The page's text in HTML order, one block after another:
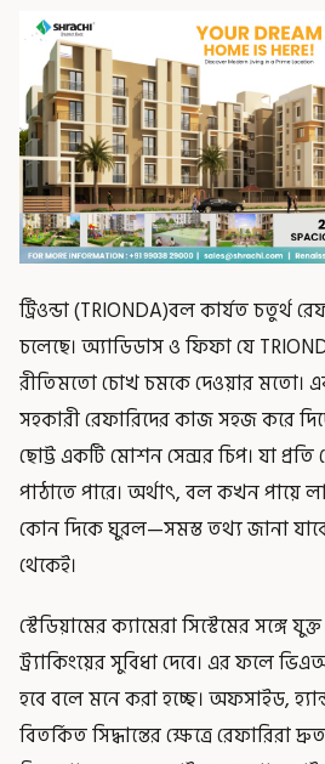
ট্রিওন্ডা (TRIONDA)বল কার্যত চতুর্থ
চলেছে। অ্যাডিডাস ও ফিফা যে
রীতিমতো চোখ চমকে দেওয়ার মতো।
সহকারী রেফারিদের কাজ সহজ করে
ছোট্ট একটি মোশন সেন্সর চিপ। যা প্রতি
পাঠাতে পারে। অর্থাৎ, বল কখন
কোন দিকে ঘুরল—সমস্ত তথ্য জানা
থেকেই।
স্টেডিয়ামের ক্যামেরা সিস্টেমের সঙ্গে
ট্র্যাকিংয়ের সুবিধা দেবে। এর ফলে
হবে বলে মনে করা হচ্ছে। অফসাইড,
বিতর্কিত সিদ্ধান্তের ক্ষেত্রে রেফারিরা